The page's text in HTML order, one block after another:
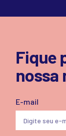
Fique
nossa
E-mail